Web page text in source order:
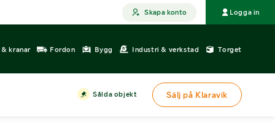
Skapa konto Logga in
kranar Fordon Bygg Industri & verkstad Torget
Sålda objekt Sälj på Klaravik